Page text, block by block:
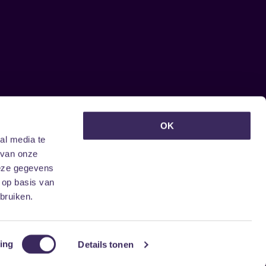
media te
onze
gegevens
basis van
Details tonen
OK
ontvangen?